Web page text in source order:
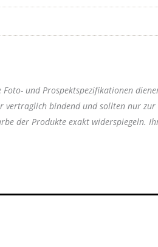
und Prospektspezifikationen
bindend und sollten nur
der Produkte exakt widerspiegeln.